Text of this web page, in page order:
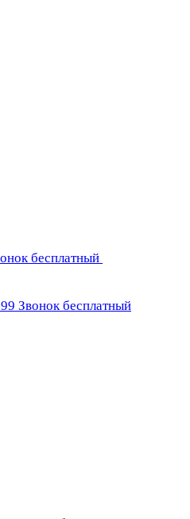
бесплатный
Звонок бесплатный